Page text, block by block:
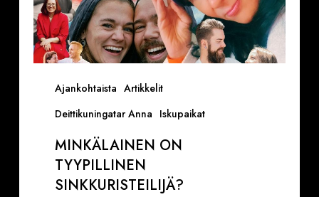
Ajankohtaista Artikkelit
Deittikuningatar Anna Iskupaikat
MINKÄLAINEN ON
TYYPILLINEN
SINKKURISTEILIJÄ?